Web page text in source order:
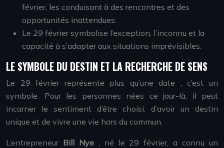
février, les conduisant à des rencontres et des
opportunités inattendues.
Le 29 février symbolise l’exception, l’inconnu et la
capacité à s’adapter aux situations imprévisibles.
LE SYMBOLE DU DESTIN ET LA RECHERCHE DE SENS
Le 29 février représente plus qu’une date ; c’est un
symbole. Pour les personnes nées ce jour-là, il peut
incarner le sentiment d’être choisi, d’avoir un destin
unique et de vivre une vie hors du commun.
L’entrepreneur Bill Nye , né le 29 février, a connu un